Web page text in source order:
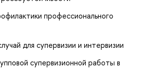
профессионального
для супервизии и интервизии
супервизионной работы в